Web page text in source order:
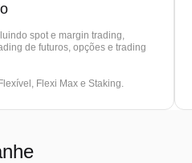
spot e margin trading,
de futuros, opções e trading
Flexi Max e Staking.